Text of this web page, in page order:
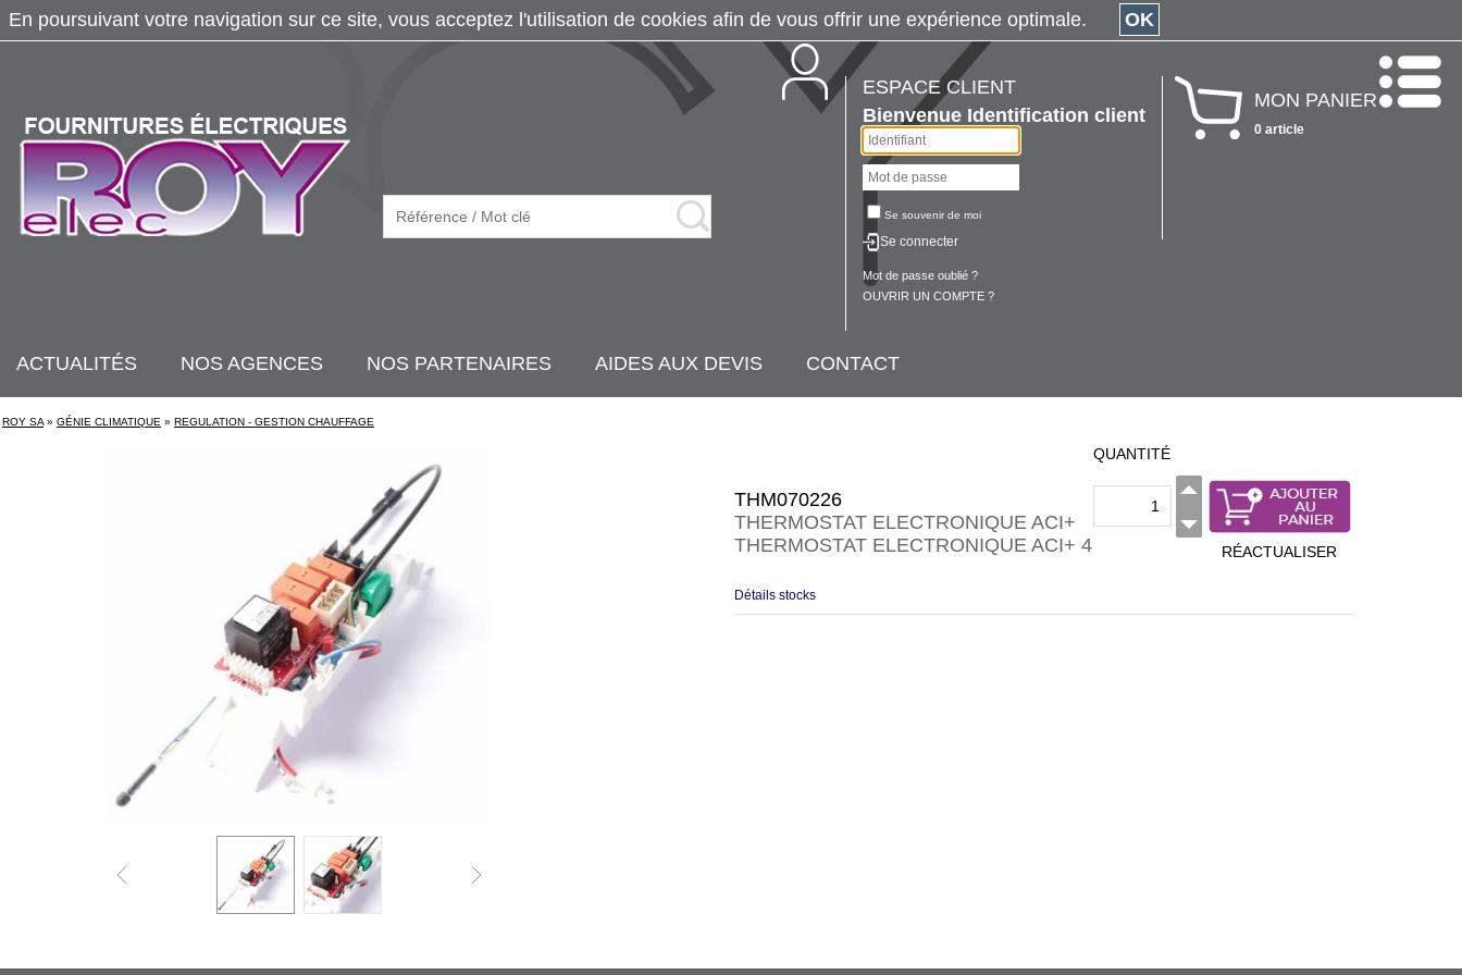
ESPACE CLIENT
Bienvenue Identification client
Se souvenir de moi
Se connecter
Mot de passe oublié ?
OUVRIR UN COMPTE ?
MON PANIER
0 article
ACTUALITÉS NOS AGENCES NOS PARTENAIRES AIDES AUX DEVIS CONTACT
ROY SA » GÉNIE CLIMATIQUE » REGULATION - GESTION CHAUFFAGE
THM070226
THERMOSTAT ELECTRONIQUE ACI+
THERMOSTAT ELECTRONIQUE ACI+ 4
QUANTITÉ
RÉACTUALISER
Détails stocks
En poursuivant votre navigation sur ce site, vous acceptez l'utilisation de cookies afin de vous offrir une expérience optimale. OK